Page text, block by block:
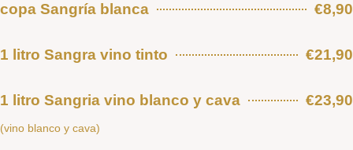
copa Sangría blanca €8,90
1 litro Sangra vino tinto €21,90
1 litro Sangria vino blanco y cava €23,90
(vino blanco y cava)